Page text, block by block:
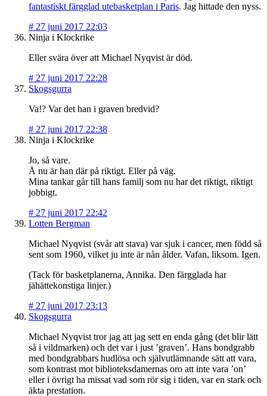
fantastiskt färgglad utebasketplan i Paris. Jag hittade den nyss.
# 27 juni 2017 22:03
Ninja i Klockrike
Eller svära över att Michael Nyqvist är död.
# 27 juni 2017 22:28
Skogsgurra
Va!? Var det han i graven bredvid?
# 27 juni 2017 22:38
Ninja i Klockrike
Jo, så vare.
Å nu är han där på riktigt. Eller på väg.
Mina tankar går till hans familj som nu har det riktigt, riktigt
jobbigt.
# 27 juni 2017 22:42
Lotten Bergman
Michael Nyqvist (svår att stava) var sjuk i cancer, men född så
sent som 1960, vilket ju inte är nån ålder. Vafan, liksom. Igen.
(Tack för basketplanerna, Annika. Den färgglada har
jähättekonstiga linjer.)
# 27 juni 2017 23:13
Skogsgurra
Michael Nyqvist tror jag att jag sett en enda gång (det blir lätt
så i vildmarken) och det var i just ’graven’. Hans bondgrabb
med bondgrabbars hudlösa och självutlämnande sätt att vara,
som kontrast mot biblioteksdamernas oro att inte vara ’on’
eller i övrigt ha missat vad som rör sig i tiden, var en stark och
äkta prestation.